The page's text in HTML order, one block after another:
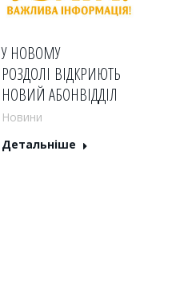
У НОВОМУ
РОЗДОЛІ ВІДКРИЮТЬ
НОВИЙ АБОНВІДДІЛ
Новини
Детальніше